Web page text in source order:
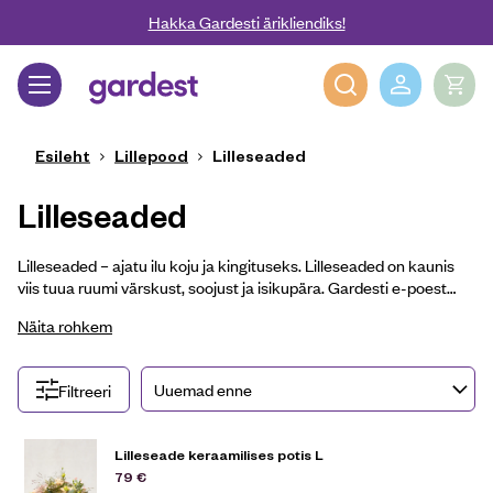
Liigu edasi põhisisu juurdeHakka Gardesti ärikliendiks!
Gardest
Esileht Lillepood Lilleseaded
Lilleseaded
Lilleseaded – ajatu ilu koju ja kingituseks. Lilleseaded on kaunis
viis tuua ruumi värskust, soojust ja isikupära. Gardesti e-poest
professionaalsete floristide poolt. Lilleseade loomisel
kompositsiooni. Iga lilleseade valmib hoole ja tähelepanuga
detailidele, kasutades värskeid ja hooajaliselt sobivaid lõikelilli
ning kvaliteetseid keraamilisi anumaid. Tänu läbimõeldud
kujundusele sobivad lilleseaded suurepäraselt nii kodu
kaunistamiseks, kontoriruumi kui kingituseks. Kuna lilleseaded
valmivad käsitööna, on iga lilleseade omanäoline. Vajadusel
Näita rohkem
Filtreeri
Lilleseade keraamilises potis L
79 €